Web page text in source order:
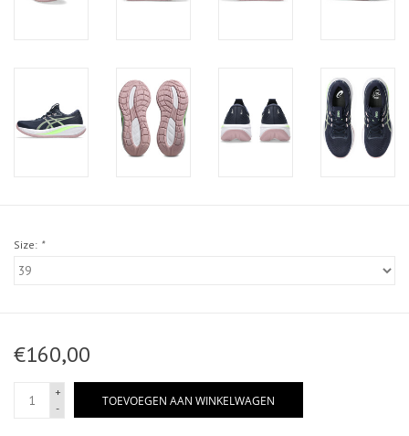
Size: *
€160,00
+
-
TOEVOEGEN AAN WINKELWAGEN